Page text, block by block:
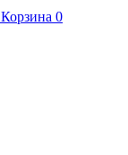
Корзина 0